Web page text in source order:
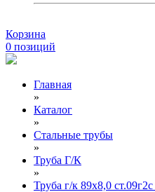
Корзина
0 позиций
Главная
»
Каталог
»
Стальные трубы
»
Труба Г/К
»
Труба г/к 89х8,0